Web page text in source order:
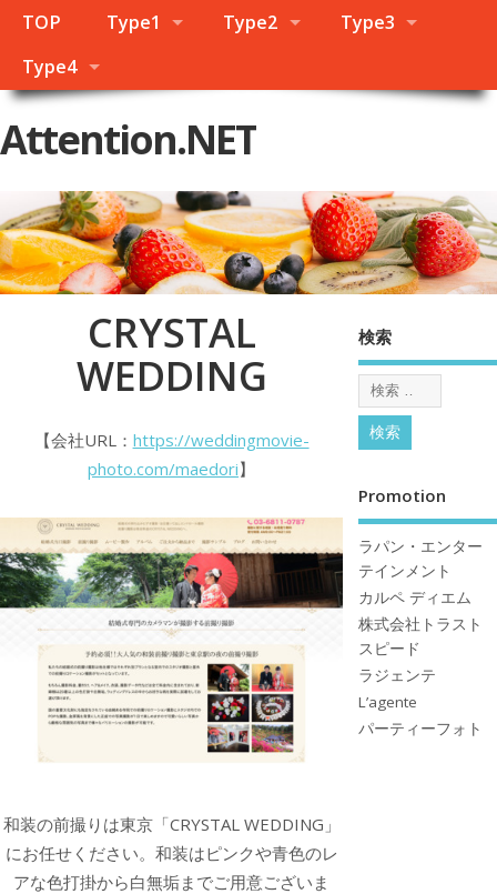
TOP Type1 Type2
Type3
Type4
Attention.NET
CRYSTAL
WEDDING
【会社URL： https://weddingmovie-
photo.com/maedori】
和装の前撮りは東京「CRYSTAL WEDDING」
にお任せください。和装はピンクや青色のレ
アな色打掛から白無垢までご用意ございま
検索
Promotion
ラパン・エンター
テインメント
カルペ ディエム
株式会社トラスト
スピード
ラジェンテ
L’agente
パーティーフォト